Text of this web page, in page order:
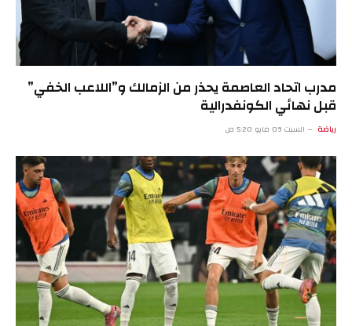
مدرب اتحاد العاصمة يحذر من الزمالك و”اللاعب الخفي”
قبل نهائي الكونفدرالية
رياضة السبت 09 مايو 5:20 ص